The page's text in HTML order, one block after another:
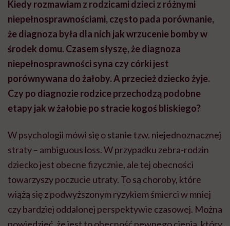
Kiedy rozmawiam z rodzicami dzieci z różnymi
niepełnosprawnościami, często pada porównanie,
że diagnoza była dla nich jak wrzucenie bomby w
środek domu. Czasem słyszę, że diagnoza
niepełnosprawności syna czy córki jest
porównywana do żałoby. A przecież dziecko żyje.
Czy po diagnozie rodzice przechodzą podobne
etapy jak w żałobie po stracie kogoś bliskiego?
W psychologii mówi się o stanie tzw. niejednoznacznej
straty – ambiguous loss. W przypadku zebra-rodzin
dziecko jest obecne fizycznie, ale tej obecności
towarzyszy poczucie utraty. To są choroby, które
wiążą się z podwyższonym ryzykiem śmierci w mniej
czy bardziej oddalonej perspektywie czasowej. Można